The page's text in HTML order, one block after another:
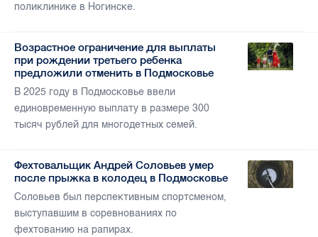
поликлинике в Ногинске.
Возрастное ограничение для выплаты
при рождении третьего ребенка
предложили отменить в Подмосковье
В 2025 году в Подмосковье ввели
единовременную выплату в размере 300
тысяч рублей для многодетных семей.
Фехтовальщик Андрей Соловьев умер
после прыжка в колодец в Подмосковье
Соловьев был перспективным спортсменом,
выступавшим в соревнованиях по
фехтованию на рапирах.